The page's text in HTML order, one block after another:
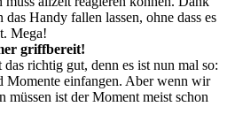
Handy fallen lassen, ohne dass es
Mega!
griffbereit!
richtig gut, denn es ist nun mal so:
Momente einfangen. Aber wenn wir
müssen ist der Moment meist schon